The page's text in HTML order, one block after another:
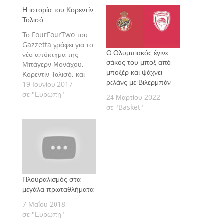
Η ιστορία του Κορεντίν
Τολισό
Το FourFourTwo του
Gazzetta γράφει για το
νέο απόκτημα της
Μπάγερν Μονάχου,
Κορεντίν Τολισό, και
πως πήρε τη λάμψη
από τους
19 Ιουνίου 2017
σε "Ευρώπη"
Ο Ολυμπιακός έγινε
σάκος του μποξ από
μποξέρ και ψάχνει
ρελάνς με Βιλερμπάν
24 Μαρτίου 2022
σε "Basket"
Πλουραλισμός στα
μεγάλα πρωταθλήματα
7 Μαΐου 2018
σε "Ευρώπη"